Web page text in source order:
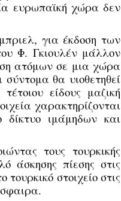
ευρωπαϊκή χώρα δεν
για έκδοση των
Φ. Γκιουλέν μάλλον
ατόμων σε μια χώρα
θα υιοθετηθεί
είδους μαζική
χαρακτηρίζονται
δίκτυο ιμάμηδων και
τους τουρκικής
άσκησης πίεσης στις
στοιχείο στις